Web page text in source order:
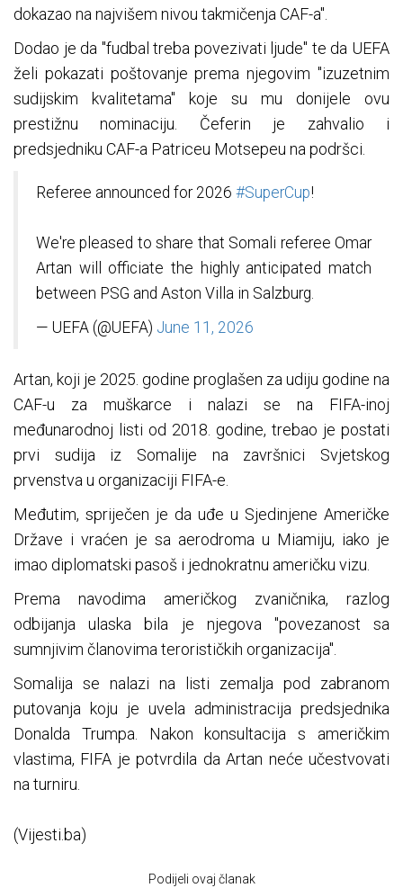
dokazao na najvišem nivou takmičenja CAF-a".
Dodao je da "fudbal treba povezivati ljude" te da UEFA
želi pokazati poštovanje prema njegovim "izuzetnim
sudijskim kvalitetama" koje su mu donijele ovu
prestižnu nominaciju. Čeferin je zahvalio i
predsjedniku CAF-a Patriceu Motsepeu na podršci.
Referee announced for 2026 #SuperCup!
We're pleased to share that Somali referee Omar
Artan will officiate the highly anticipated match
between PSG and Aston Villa in Salzburg.
— UEFA (@UEFA) June 11, 2026
Artan, koji je 2025. godine proglašen za udiju godine na
CAF-u za muškarce i nalazi se na FIFA-inoj
međunarodnoj listi od 2018. godine, trebao je postati
prvi sudija iz Somalije na završnici Svjetskog
prvenstva u organizaciji FIFA-e.
Međutim, spriječen je da uđe u Sjedinjene Američke
Države i vraćen je sa aerodroma u Miamiju, iako je
imao diplomatski pasoš i jednokratnu američku vizu.
Prema navodima američkog zvaničnika, razlog
odbijanja ulaska bila je njegova "povezanost sa
sumnjivim članovima terorističkih organizacija".
Somalija se nalazi na listi zemalja pod zabranom
putovanja koju je uvela administracija predsjednika
Donalda Trumpa. Nakon konsultacija s američkim
vlastima, FIFA je potvrdila da Artan neće učestvovati
na turniru.
(Vijesti.ba)
Podijeli ovaj članak